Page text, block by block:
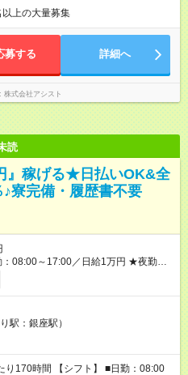
：20:00～05:00 ※現場状況よって異
8時間勤務もあり ☆週3～勤務
ても日給全額保証！ ☆ご希望の方は
上の大量募集
募する 詳細へ
株式会社アシスト
読
』稼げる★日払いOK&全
寮完備・履歴書不要
＋夜勤で 1
:+:-:+:-:+:- ■選べる支払い方
全額』手渡しです♪ ■残業手当
設警備2級など 【試用期間】
駅：銀座駅）
り170時間 【シフト】 ■日勤：08:00